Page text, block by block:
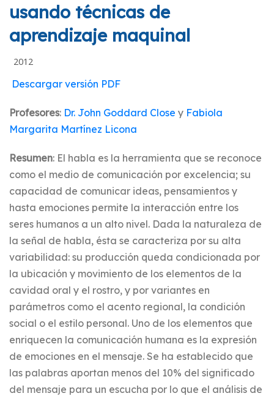
usando técnicas de
aprendizaje maquinal
2012
Descargar versión PDF
Profesores: Dr. John Goddard Close y Fabiola
Margarita Martínez Licona
Resumen: El habla es la herramienta que se reconoce
como el medio de comunicación por excelencia; su
capacidad de comunicar ideas, pensamientos y
hasta emociones permite la interacción entre los
seres humanos a un alto nivel. Dada la naturaleza de
la señal de habla, ésta se caracteriza por su alta
variabilidad: su producción queda condicionada por
la ubicación y movimiento de los elementos de la
cavidad oral y el rostro, y por variantes en
parámetros como el acento regional, la condición
social o el estilo personal. Uno de los elementos que
enriquecen la comunicación humana es la expresión
de emociones en el mensaje. Se ha establecido que
las palabras aportan menos del 10% del significado
del mensaje para un escucha por lo que el análisis de